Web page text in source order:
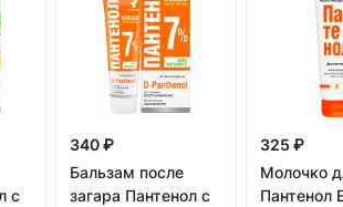
с
340 ₽
Бальзам после
загара Пантенол с
325 ₽
Молочко
Пантенол